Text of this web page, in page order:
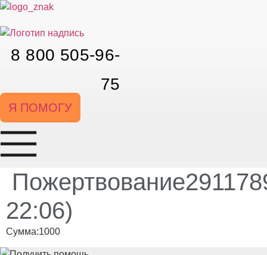
Перейти
содержимому
8 800 505-96-
75
Я ПОМОГУ
22:06)
Сумма:1000